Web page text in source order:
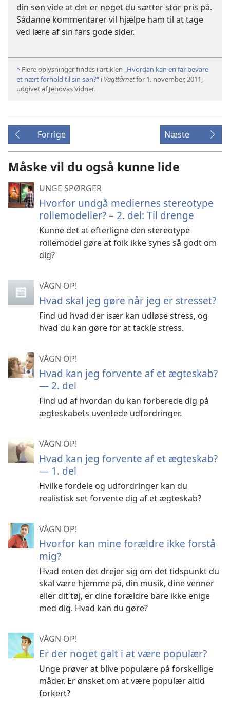
din søn vide at det er noget du sætter stor pris på.
Sådanne kommentarer vil hjælpe ham til at tage
ved lære af sin fars gode sider.
^ Flere oplysninger findes i artiklen „Hvordan kan en far bevare
et nært forhold til sin søn?“ i Vagttårnetfor 1. november, 2011,
udgivet af Jehovas Vidner.
Forrige Næste
Måske vil du også kunne lide
UNGE SPØRGER
Hvorfor undgå mediernes stereotype
rollemodeller? – 2. del: Til drenge
Kunne det at efterligne den stereotype
rollemodel gøre at folk ikke synes så godt om
dig?
VÅGN OP!
Hvad skal jeg gøre når jeg er stresset?
Find ud hvad der især kan udløse stress, og
hvad du kan gøre for at tackle stress.
VÅGN OP!
Hvad kan jeg forvente af et ægteskab?
— 2. del
Find ud af hvordan du kan forberede dig på
ægteskabets uventede udfordringer.
VÅGN OP!
Hvad kan jeg forvente af et ægteskab?
— 1. del
Hvilke fordele og udfordringer kan du
realistisk set forvente dig af et ægteskab?
VÅGN OP!
Hvorfor kan mine forældre ikke forstå
mig?
Hvad enten det drejer sig om det tidspunkt du
skal være hjemme på, din musik, dine venner
eller dit tøj, er dine forældre bare ikke enige
med dig. Hvad kan du gøre?
VÅGN OP!
Er der noget galt i at være populær?
Unge prøver at blive populære på forskellige
måder. Er ønsket om at være populær altid
forkert?